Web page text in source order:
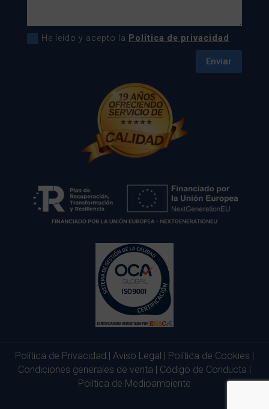
He leído y acepto la Política de privacidad
Enviar
Política de Privacidad | Aviso Legal | Política de Cookies |
Condiciones generales de venta | Código de Conducta |
Política de Medioambiente